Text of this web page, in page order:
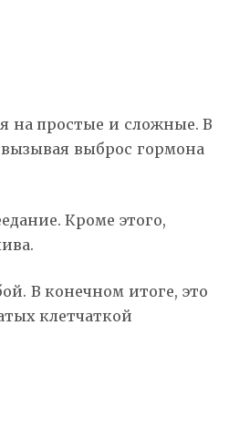
на простые и сложные. В
выброс гормона
Кроме этого,
В конечном итоге, это
клетчаткой